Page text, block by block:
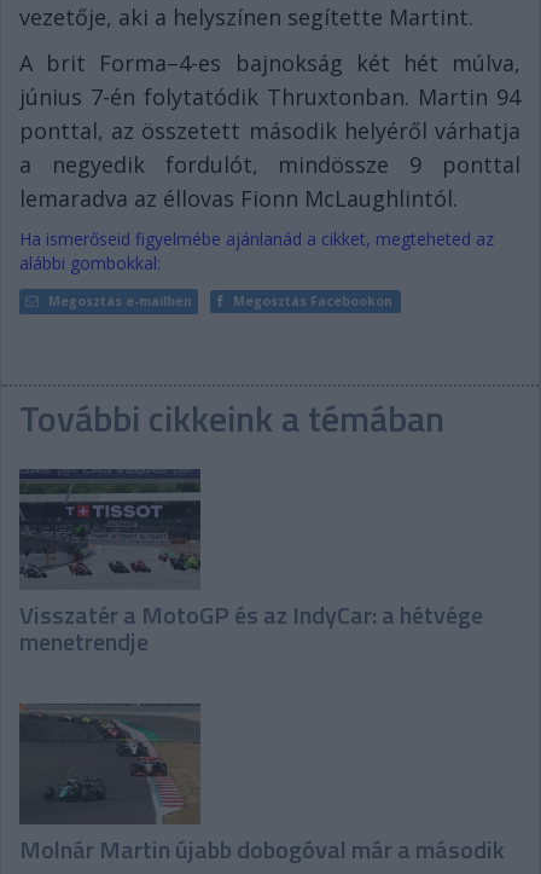
vezetője, aki a helyszínen segítette Martint.
A brit Forma–4-es bajnokság két hét múlva,
június 7-én folytatódik Thruxtonban. Martin 94
ponttal, az összetett második helyéről várhatja
a negyedik fordulót, mindössze 9 ponttal
lemaradva az éllovas Fionn McLaughlintól.
Ha ismerőseid figyelmébe ajánlanád a cikket, megteheted az
alábbi gombokkal:
Megosztás e-mailben Megosztás Facebookon
További cikkeink a témában
Visszatér a MotoGP és az IndyCar: a hétvége
menetrendje
Molnár Martin újabb dobogóval már a második